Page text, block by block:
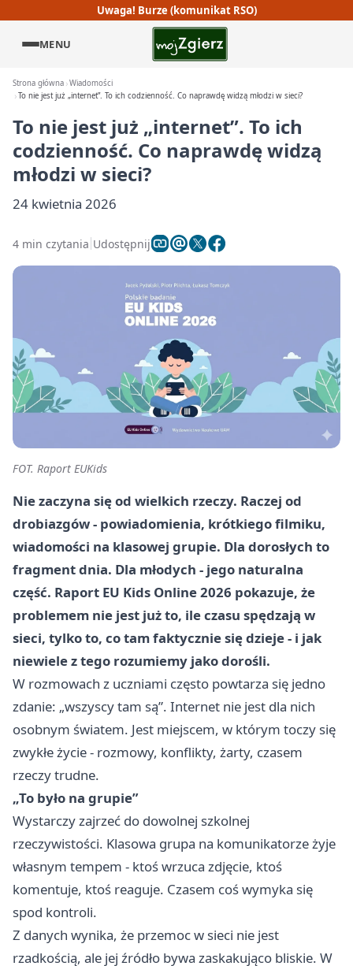
Uwaga! Burze (komunikat RSO)
MENU
Strona główna Wiadomości
To nie jest już „internet”. To ich codzienność. Co naprawdę widzą młodzi w sieci?
To nie jest już „internet”. To ich
codzienność. Co naprawdę widzą
młodzi w sieci?
24 kwietnia 2026
4 min czytania Udostępnij
FOT. Raport EUKids
Nie zaczyna się od wielkich rzeczy. Raczej od
drobiazgów - powiadomienia, krótkiego filmiku,
wiadomości na klasowej grupie. Dla dorosłych to
fragment dnia. Dla młodych - jego naturalna
część. Raport EU Kids Online 2026 pokazuje, że
problemem nie jest już to, ile czasu spędzają w
sieci, tylko to, co tam faktycznie się dzieje - i jak
niewiele z tego rozumiemy jako dorośli.
W rozmowach z uczniami często powtarza się jedno
zdanie: „wszyscy tam są”. Internet nie jest dla nich
osobnym światem. Jest miejscem, w którym toczy się
zwykłe życie - rozmowy, konflikty, żarty, czasem
rzeczy trudne.
„To było na grupie”
Wystarczy zajrzeć do dowolnej szkolnej
rzeczywistości. Klasowa grupa na komunikatorze żyje
własnym tempem - ktoś wrzuca zdjęcie, ktoś
komentuje, ktoś reaguje. Czasem coś wymyka się
spod kontroli.
Z danych wynika, że przemoc w sieci nie jest
rzadkością, ale jej źródło bywa zaskakująco bliskie. W